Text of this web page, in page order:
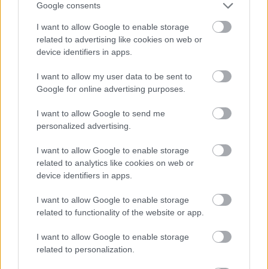
Google consents
I want to allow Google to enable storage
related to advertising like cookies on web or
device identifiers in apps.
I want to allow my user data to be sent to
Google for online advertising purposes.
I want to allow Google to send me
personalized advertising.
I want to allow Google to enable storage
related to analytics like cookies on web or
device identifiers in apps.
I want to allow Google to enable storage
related to functionality of the website or app.
I want to allow Google to enable storage
related to personalization.
Hozzászólások
Ugyanaz lesz a főszereplője az
új Ocean's Elevennek, mint aki
írja és rendezi
2026 március 14. 17:03
Bradley Cooper egy one-man-showban
megoldja az egészet, mindenki hazamehet.
Loaded: